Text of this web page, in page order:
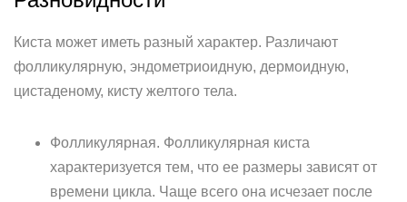
Киста может иметь разный характер. Различают
фолликулярную, эндометриоидную, дермоидную,
цистаденому, кисту желтого тела.
Фолликулярная. Фолликулярная киста
характеризуется тем, что ее размеры зависят от
времени цикла. Чаще всего она исчезает после